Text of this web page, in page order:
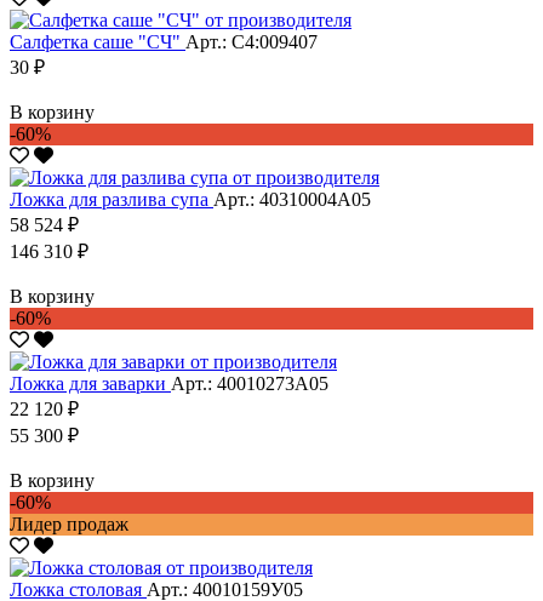
Салфетка саше "CЧ" Арт.: С4:009407
30 ₽
В корзину
-60%
Ложка для разлива супа Арт.: 40310004А05
58 524 ₽
146 310 ₽
В корзину
-60%
Ложка для заварки Арт.: 40010273А05
22 120 ₽
55 300 ₽
В корзину
-60%
Лидер продаж
Ложка столовая Арт.: 40010159У05